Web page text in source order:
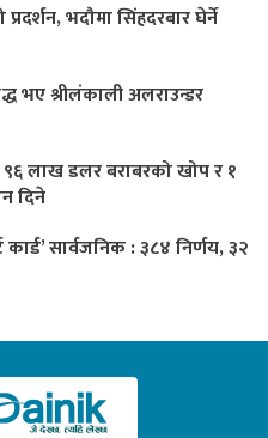
भदौमा सिंहदरबार घेर्ने
भए श्रीलंकाली अलराउन्डर
लाख डलर बराबरको खोप र १
दिने
कार्ड’ सार्वजनिक : ३८४ निर्णय, ३२